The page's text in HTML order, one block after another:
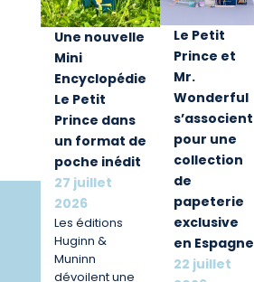
Une nouvelle
Mini
Encyclopédie
Le Petit
Prince dans
un format de
poche inédit
27 juillet
2026
Les éditions
Huginn &
Muninn
dévoilent une
Le Petit
Prince et
Mr.
Wonderful
s’associent
pour une
collection
de
papeterie
exclusive
en Espagne
22 juillet